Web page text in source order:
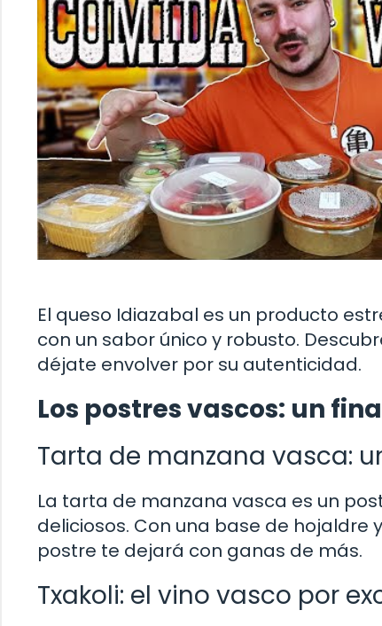
El queso Idiazabal es un producto
con un sabor único y robusto.
déjate envolver por su autenticidad.
Los postres vascos: un
Tarta de manzana vasca:
La tarta de manzana vasca es un
deliciosos. Con una base de hojaldre
postre te dejará con ganas de más.
Txakoli: el vino vasco por